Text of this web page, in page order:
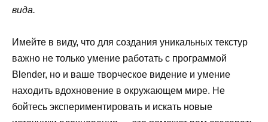
вида.
Имейте в виду, что для создания уникальных текстур
важно не только умение работать с программой
Blender, но и ваше творческое видение и умение
находить вдохновение в окружающем мире. Не
бойтесь экспериментировать и искать новые